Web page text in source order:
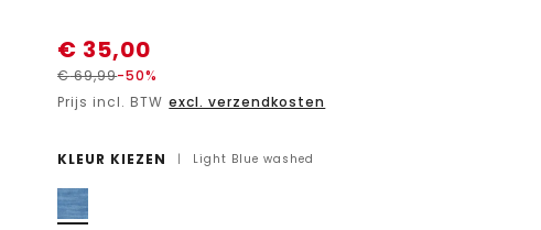
€ 35,00
€69,99-50%
Prijs incl. BTW excl. verzendkosten
KLEUR KIEZEN | Light Blue washed